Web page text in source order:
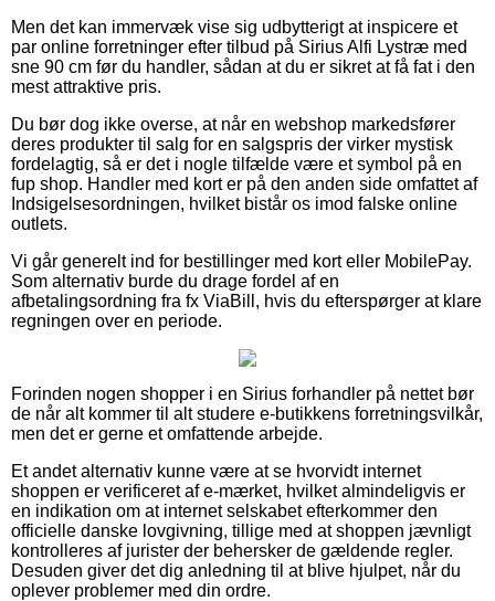
Men det kan immervæk vise sig udbytterigt at inspicere et
par online forretninger efter tilbud på Sirius Alfi Lystræ med
sne 90 cm før du handler, sådan at du er sikret at få fat i den
mest attraktive pris.
Du bør dog ikke overse, at når en webshop markedsfører
deres produkter til salg for en salgspris der virker mystisk
fordelagtig, så er det i nogle tilfælde være et symbol på en
fup shop. Handler med kort er på den anden side omfattet af
Indsigelsesordningen, hvilket bistår os imod falske online
outlets.
Vi går generelt ind for bestillinger med kort eller MobilePay.
Som alternativ burde du drage fordel af en
afbetalingsordning fra fx ViaBill, hvis du efterspørger at klare
regningen over en periode.
Forinden nogen shopper i en Sirius forhandler på nettet bør
de når alt kommer til alt studere e-butikkens forretningsvilkår,
men det er gerne et omfattende arbejde.
Et andet alternativ kunne være at se hvorvidt internet
shoppen er verificeret af e-mærket, hvilket almindeligvis er
en indikation om at internet selskabet efterkommer den
officielle danske lovgivning, tillige med at shoppen jævnligt
kontrolleres af jurister der behersker de gældende regler.
Desuden giver det dig anledning til at blive hjulpet, når du
oplever problemer med din ordre.